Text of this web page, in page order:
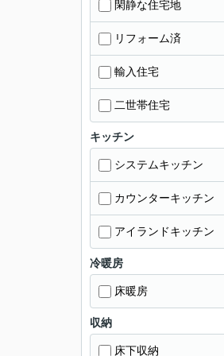
閑静な住宅地
リフォーム済
輸入住宅
二世帯住宅
キッチン
システムキッチン
カウンターキッチン
アイランドキッチン
冷暖房
床暖房
収納
床下収納